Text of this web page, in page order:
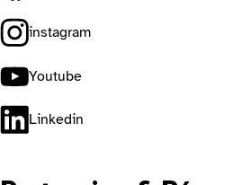
instagram
Youtube
Linkedin